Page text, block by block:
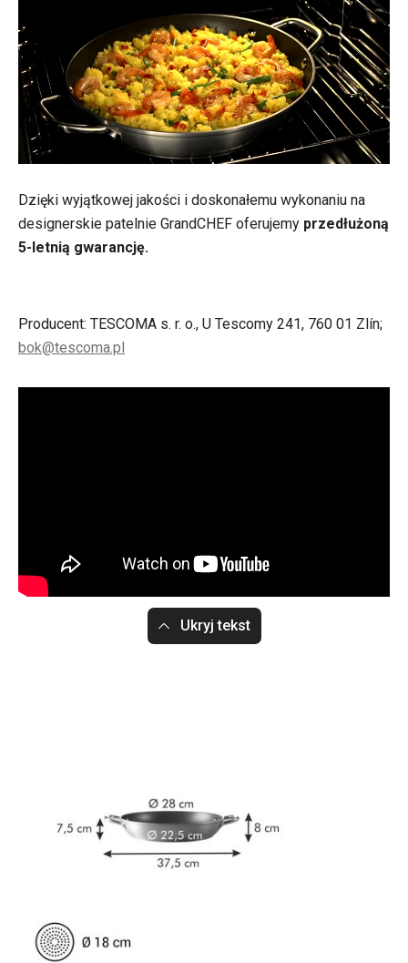
Dzięki wyjątkowej jakości i doskonałemu wykonaniu na
designerskie patelnie GrandCHEF oferujemy przedłużoną
5-letnią gwarancję.
Producent: TESCOMA s. r. o., U Tescomy 241, 760 01 Zlín;
bok@tescoma.pl
Ukryj tekst